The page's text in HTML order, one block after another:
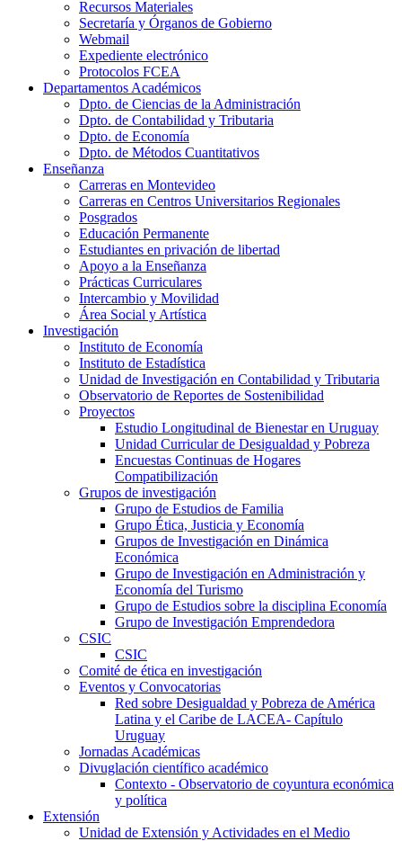
Recursos Materiales
Secretaría y Órganos de Gobierno
Webmail
Expediente electrónico
Protocolos FCEA
Departamentos Académicos
Dpto. de Ciencias de la Administración
Dpto. de Contabilidad y Tributaria
Dpto. de Economía
Dpto. de Métodos Cuantitativos
Enseñanza
Carreras en Montevideo
Carreras en Centros Universitarios Regionales
Posgrados
Educación Permanente
Estudiantes en privación de libertad
Apoyo a la Enseñanza
Prácticas Curriculares
Intercambio y Movilidad
Área Social y Artística
Investigación
Instituto de Economía
Instituto de Estadística
Unidad de Investigación en Contabilidad y Tributaria
Observatorio de Reportes de Sostenibilidad
Proyectos
Estudio Longitudinal de Bienestar en Uruguay
Unidad Curricular de Desigualdad y Pobreza
Encuestas Continuas de Hogares
Compatibilización
Grupos de investigación
Grupo de Estudios de Familia
Grupo Ética, Justicia y Economía
Grupos de Investigación en Dinámica
Económica
Grupo de Investigación en Administración y
Economía del Turismo
Grupo de Estudios sobre la disciplina Economía
Grupo de Investigación Emprendedora
CSIC
CSIC
Comité de ética en investigación
Eventos y Convocatorias
Red sobre Desigualdad y Pobreza de América
Latina y el Caribe de LACEA- Capítulo
Uruguay
Jornadas Académicas
Divuglación científico académico
Contexto - Observatorio de coyuntura económica
y política
Extensión
Unidad de Extensión y Actividades en el Medio